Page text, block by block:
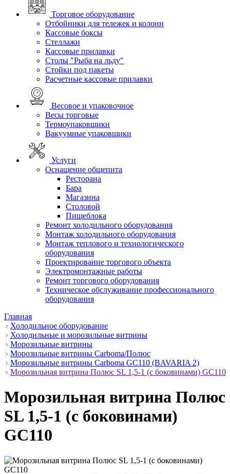
Торговое оборудование
Отбойники для тележек и колонн
Кассовые боксы
Стеллажи
Кассовые прилавки
Столы "Рыба на льду"
Стойки под пакеты
Расчетные кассовые прилавки
Весовое и упаковочное
Весы торговые
Термоупаковщики
Вакуумные упаковщики
Услуги
Оснащение общепита
Ресторана
Бара
Магазина
Столовой
Пищеблока
Ремонт холодильного оборудования
Монтаж холодильного оборудования
Монтаж теплового и технологического
оборудования
Проектирование торгового объекта
Электромонтажные работы
Ремонт торгового оборудования
Техническое обслуживание профессионального
оборудования
Главная
Холодильное оборудование
Холодильные и морозильные витрины
Морозильные витрины
Морозильные витрины Carboma/Полюс
Морозильные витрины Carboma GC110 (BAVARIA 2)
Морозильная витрина Полюс SL 1,5-1 (с боковинами) GC110
Морозильная витрина Полюс
SL 1,5-1 (с боковинами)
GC110